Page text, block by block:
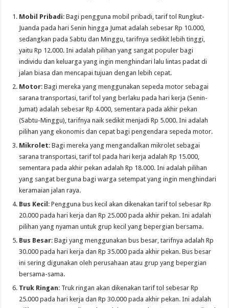
Mobil Pribadi: Bagi pengguna mobil pribadi, tarif tol Rungkut-
Juanda pada hari Senin hingga Jumat adalah sebesar Rp 10.000,
sedangkan pada Sabtu dan Minggu, tarifnya sedikit lebih tinggi,
yaitu Rp 12.000. Ini adalah pilihan yang sangat populer bagi
individu dan keluarga yang ingin menghindari lalu lintas padat di
jalan biasa dan mencapai tujuan dengan lebih cepat.
Motor: Bagi mereka yang menggunakan sepeda motor sebagai
sarana transportasi, tarif tol yang berlaku pada hari kerja (Senin-
Jumat) adalah sebesar Rp 4.000, sementara pada akhir pekan
(Sabtu-Minggu), tarifnya naik sedikit menjadi Rp 5.000. Ini adalah
pilihan yang ekonomis dan cepat bagi pengendara sepeda motor.
Mikrolet: Bagi mereka yang mengandalkan mikrolet sebagai
sarana transportasi, tarif tol pada hari kerja adalah Rp 15.000,
sementara pada akhir pekan adalah Rp 18.000. Ini adalah pilihan
yang sangat berguna bagi warga setempat yang ingin menghindari
keramaian jalan raya.
Bus Kecil : Pengguna bus kecil akan dikenakan tarif tol sebesar Rp
20.000 pada hari kerja dan Rp 25.000 pada akhir pekan. Ini adalah
pilihan yang nyaman untuk grup kecil yang bepergian bersama.
Bus Besar: Bagi yang menggunakan bus besar, tarifnya adalah Rp
30.000 pada hari kerja dan Rp 35.000 pada akhir pekan. Bus besar
ini sering digunakan oleh perusahaan atau grup yang bepergian
bersama-sama.
Truk Ringan: Truk ringan akan dikenakan tarif tol sebesar Rp
25.000 pada hari kerja dan Rp 30.000 pada akhir pekan. Ini adalah